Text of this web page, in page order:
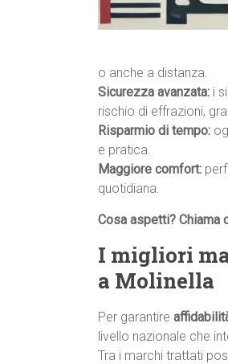
o anche a distanza.
Sicurezza avanzata: i
rischio di effrazioni,
Risparmio di tempo:
e pratica.
Maggiore comfort:
quotidiana.
Cosa aspetti? Chiama
I migliori
a Molinella
Per garantire
livello nazionale che
Tra i marchi trattati